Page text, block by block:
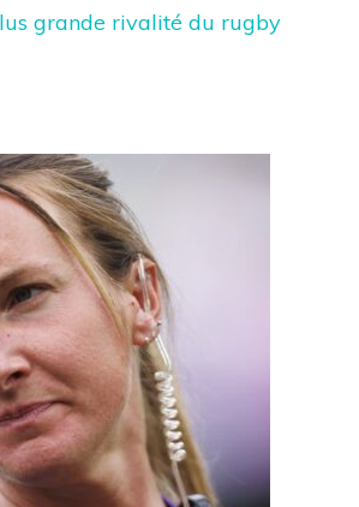
grande rivalité du rugby